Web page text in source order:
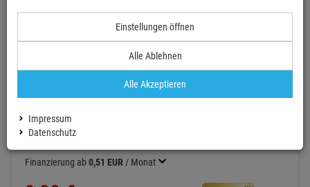
LEE-Filters, Nr. 744, Bogen 25x122cm,normal,
Dirty White
LFR744X25CM
LEE-Filters, Nr. 744, Rolle
Finanzierung ab0,51 EUR / Monat
Einstellungen öffnen
Alle Ablehnen
Alle Akzeptieren
Impressum
Datenschutz